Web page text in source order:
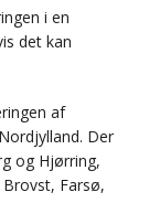
i en
det kan
af
Der
og Hjørring,
Farsø,